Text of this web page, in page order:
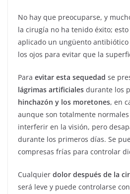
No hay que preocuparse, y
la cirugía no ha tenido éxito;
aplicado un ungüento antibiótico
los ojos para evitar que la
Para evitar esta sequedad se
lágrimas artificiales durante los
hinchazón y los moretones, en
aunque son totalmente
interferir en la visión, pero
durante los primeros días. Se
compresas frías para controlar
Cualquier dolor después de la
será leve y puede controlarse